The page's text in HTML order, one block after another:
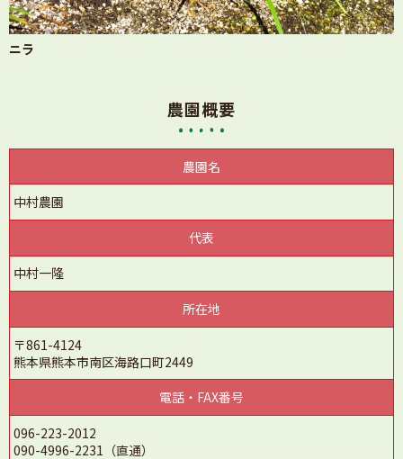
ニラ
農園概要
農園名
中村農園
代表
中村一隆
所在地
〒861-4124
熊本県熊本市南区海路口町2449
電話・FAX番号
096-223-2012
090-4996-2231 （直通）